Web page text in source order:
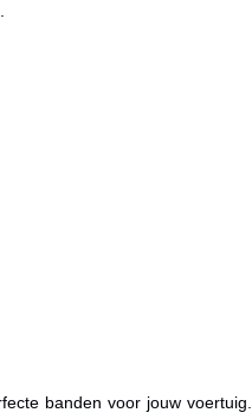
banden voor jouw voertuig.